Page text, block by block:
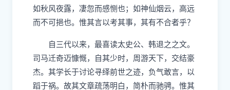
如秋风夜露，凄忽而感恻也；如神仙烟云，高远
而不可挹也。惟其言以考其事，其有不合者乎？
自三代以来，最喜读太史公、韩退之之文。
司马迁奇迈慷慨，自其少时，周游天下，交结豪
杰。其学长于讨论寻绎前世之迹，负气敢言，以
蹈于祸。故其文章疏荡明白，简朴而驰骋。惟其